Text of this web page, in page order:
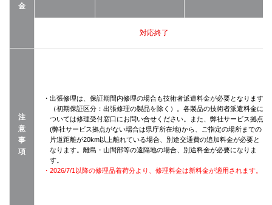
金
対応終了
注
意
事
項
・出張修理は、保証期間内修理の場合も技術者派遣料金が必要となります
（初期保証区分：出張修理の製品を除く）。各製品の技術者派遣料金に
ついては修理受付窓口にお問い合せください。また、弊社サービス拠点
(弊社サービス拠点がない場合は県庁所在地)から、ご指定の場所までの
片道距離が20km以上離れている場合、別途交通費の追加料金が必要と
なります。離島・山間部等の遠隔地の場合、別途料金が必要になりま
す。
・2026/7/1以降の修理品着荷分より、修理料金は新料金が適用されます。